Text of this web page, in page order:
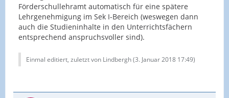
Förderschullehramt automatisch für eine spätere
Lehrgenehmigung im Sek I-Bereich (weswegen dann
auch die Studieninhalte in den Unterrichtsfächern
entsprechend anspruchsvoller sind).
Einmal editiert, zuletzt von Lindbergh (3. Januar 2018 17:49)